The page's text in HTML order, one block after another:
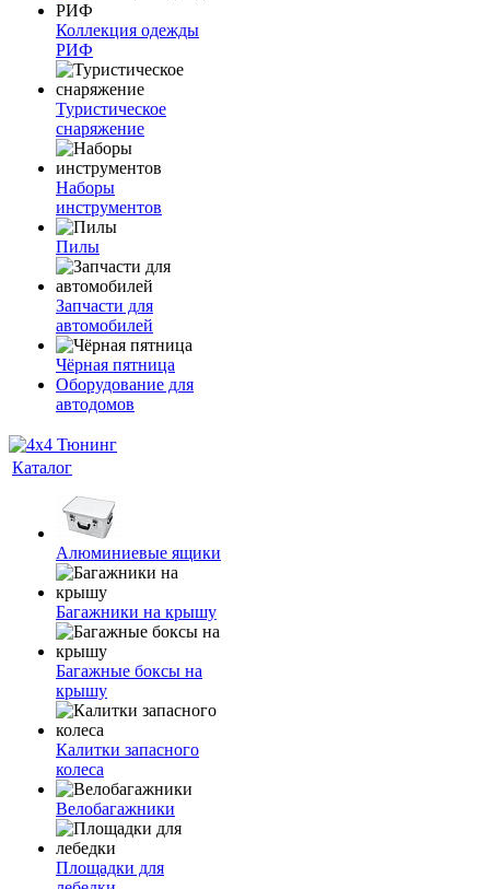
Коллекция одежды
РИФ
Туристическое
снаряжение
Наборы
инструментов
Пилы
Запчасти для
автомобилей
Чёрная пятница
Оборудование для
автодомов
Каталог
Алюминиевые ящики
Багажники на крышу
Багажные боксы на
крышу
Калитки запасного
колеса
Велобагажники
Площадки для